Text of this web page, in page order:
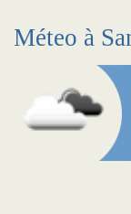
Méteo à